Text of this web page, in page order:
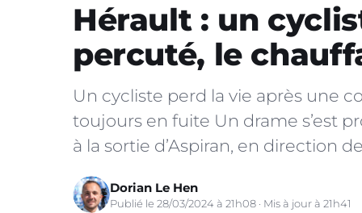
Hérault : un
percuté, le
Un cycliste perd la vie après une
toujours en fuite Un drame s’est
à la sortie d’Aspiran, en direction
Dorian Le Hen
Publié le 28/03/2024 à 21h08 · Mis à jour à 21h41